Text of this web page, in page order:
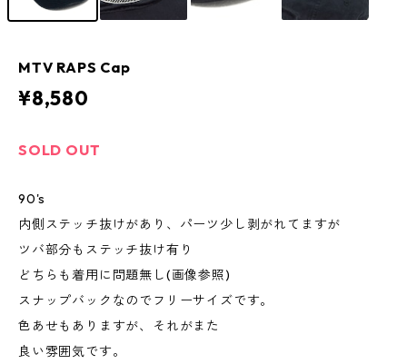
MTV RAPS Cap
¥8,580
SOLD OUT
90's
内側ステッチ抜けがあり、パーツ少し剥がれてますが
ツバ部分もステッチ抜け有り
どちらも着用に問題無し(画像参照)
スナップバックなのでフリーサイズです。
色あせもありますが、それがまた
良い雰囲気です。